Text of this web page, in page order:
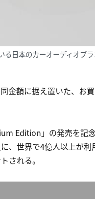
る日本のカーオーディオブ
金額に据え置いた、お
Edition」の発売を記
、世界で4億人以上が
される。